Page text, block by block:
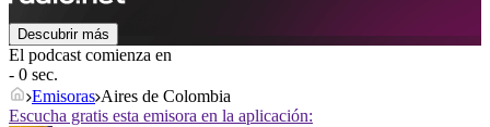
Descubrir más
El podcast comienza en
- 0 sec.
Emisoras Aires de Colombia
Escucha gratis esta emisora en la aplicación: